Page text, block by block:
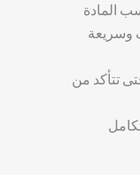
وسريعة
تتأكد من